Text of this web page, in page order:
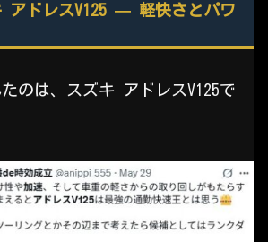
アドレスV125 — 軽快さとパワ
のは、スズキ アドレスV125で